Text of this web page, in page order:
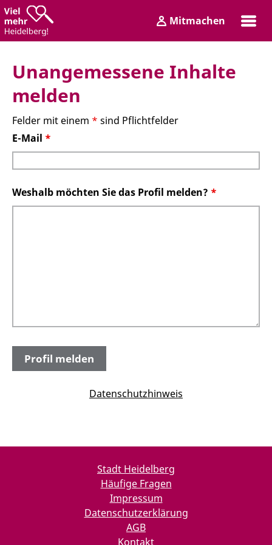
Zum
Inhalt
Zum
Hauptmenü
LoginMitmachen
Unangemessene Inhalte
melden
Felder mit einem * sind Pflichtfelder
E-Mail *
Weshalb möchten Sie das Profil melden? *
Datenschutzhinweis
Stadt Heidelberg
Häufige Fragen
Impressum
Datenschutzerklärung
AGB
Kontakt